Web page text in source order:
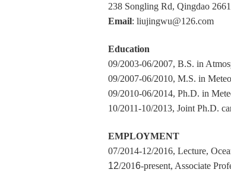
238 Songling Rd, Qingdao
Email: liujingwu@126.com
Education
09/2003-06/2007, B.S. in
09/2007-06/2010, M.S. in
09/2010-06/2014, Ph.D. in
10/2011-10/2013, Joint Ph.D.
EMPLOYMENT
07/2014-12/2016, Lecture,
12/2016-present, Associate